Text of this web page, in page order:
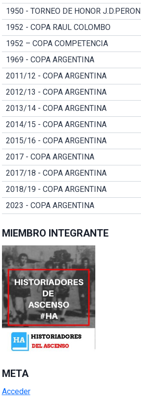
1950 - TORNEO DE HONOR J.D.PERON
1952 - COPA RAUL COLOMBO
1952 – COPA COMPETENCIA
1969 - COPA ARGENTINA
2011/12 - COPA ARGENTINA
2012/13 - COPA ARGENTINA
2013/14 - COPA ARGENTINA
2014/15 - COPA ARGENTINA
2015/16 - COPA ARGENTINA
2017 - COPA ARGENTINA
2017/18 - COPA ARGENTINA
2018/19 - COPA ARGENTINA
2023 - COPA ARGENTINA
MIEMBRO INTEGRANTE
META
Acceder